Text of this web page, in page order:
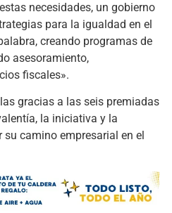
necesidades, un gobierno
para la igualdad en el
creando programas de
asesoramiento,
fiscales».
gracias a las seis premiadas
la iniciativa y la
camino empresarial en el